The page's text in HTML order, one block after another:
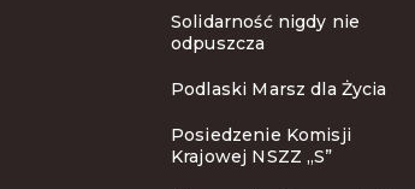
Solidarność nigdy nie
odpuszcza
Podlaski Marsz dla Życia
Posiedzenie Komisji
Krajowej NSZZ „S”